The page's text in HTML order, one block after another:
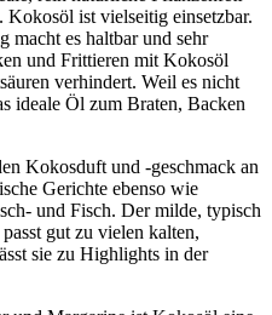
ist vielseitig einsetzbar.
macht es haltbar und sehr
und Frittieren mit Kokosöl
verhindert. Weil es nicht
ideale Öl zum Braten, Backen
Kokosduft und -geschmack an
Gerichte ebenso wie
und Fisch. Der milde, typisch
gut zu vielen kalten,
sie zu Highlights in der